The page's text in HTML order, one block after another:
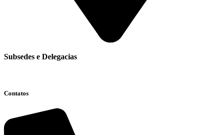
Subsedes e Delegacias
Contatos